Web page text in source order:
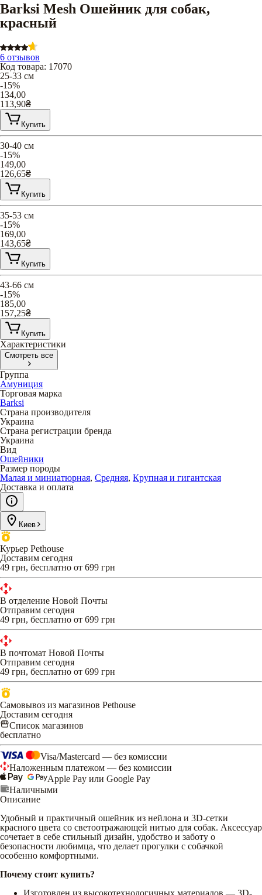
Barksi Mesh Ошейник для собак,
красный
6 отзывов
Код товара: 17070
25-33 см
-15%
134,00
113,90₴
Купить
30-40 см
-15%
149,00
126,65₴
Купить
35-53 см
-15%
169,00
143,65₴
Купить
43-66 см
-15%
185,00
157,25₴
Купить
Характеристики
Смотреть все
Группа
Амуниция
Торговая марка
Barksi
Страна производителя
Украина
Страна регистрации бренда
Украина
Вид
Ошейники
Размер породы
Малая и миниатюрная, Средняя, Крупная и гигантская
Доставка и оплата
Киев
Курьер Pethouse
Доставим сегодня
49 грн, бесплатно от 699 грн
В отделение Новой Почты
Отправим сегодня
49 грн, бесплатно от 699 грн
В почтомат Новой Почты
Отправим сегодня
49 грн, бесплатно от 699 грн
Самовывоз из магазинов Pethouse
Доставим сегодня
Список магазинов
бесплатно
Visa/Mastercard — без комиссии
Наложенным платежом — без комиссии
Apple Pay или Google Pay
Наличными
Описание
Удобный и практичный ошейник из нейлона и 3D-сетки
красного цвета со светоотражающей нитью для собак. Аксессуар
сочетает в себе стильный дизайн, удобство и заботу о
безопасности любимца, что делает прогулки с собачкой
особенно комфортными.
Почему стоит купить?
Изготовлен из высокотехнологичных материалов — 3D-